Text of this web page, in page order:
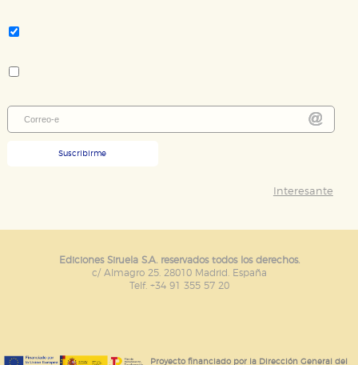
Suscribirme
Interesante
Ediciones Siruela S.A. reservados todos los derechos.
c/ Almagro 25. 28010 Madrid. España
Telf. +34 91 355 57 20
Proyecto financiado por la Dirección General del